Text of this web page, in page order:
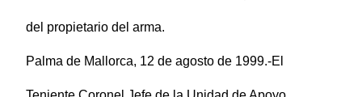
del propietario del arma.
Palma de Mallorca, 12 de agosto de 1999.-El